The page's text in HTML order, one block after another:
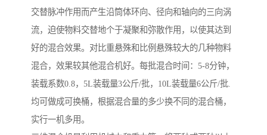
交替脉冲作用而产生沿筒体环向、径向和轴向的三向涡
流，迫使物料交替地个于凝聚和弥散作用，以使其达到
好的混合效果。对比重悬殊和比例悬殊较大的几种物料
混合，效果较其他混合机好。每批混合时间：5-8分钟，
装载系数0.8，5L装载量3公斤/批，10L装载量6公斤/批.
均可做成可换桶，根据混合量的多少换不同的混合桶，
实行一机多用。